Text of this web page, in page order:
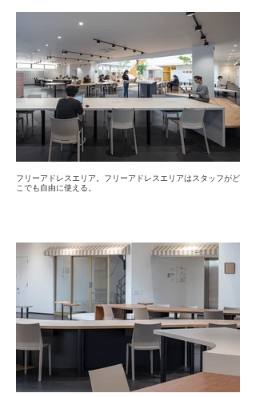
フリーアドレスエリア。フリーアドレスエリアはスタッフがど
こでも自由に使える。